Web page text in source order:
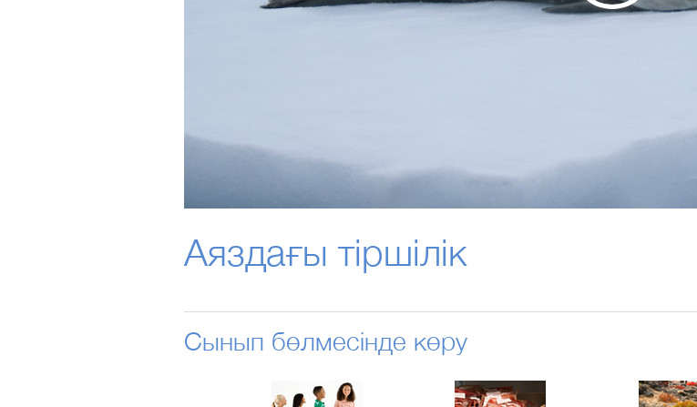
Аяздағы тіршілік
Сынып бөлмесінде көру